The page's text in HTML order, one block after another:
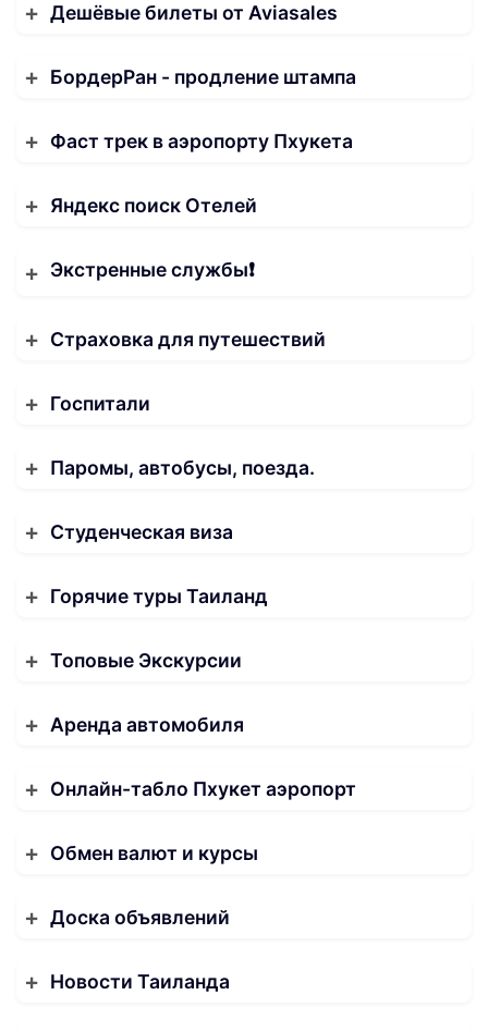
Дешёвые билеты от Aviasales
БордерРан - продление штампа
Фаст трек в аэропорту Пхукета
Яндекс поиск Отелей
Экстренные службы❗️
Страховка для путешествий
Госпитали
Паромы, автобусы, поезда.
Студенческая виза
Горячие туры Таиланд
Топовые Экскурсии
Аренда автомобиля
Онлайн-табло Пхукет аэропорт
Обмен валют и курсы
Доска объявлений
Новости Таиланда